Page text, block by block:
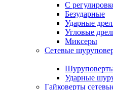
С
Безударные
Ударные
Угловые
Миксеры
Сетевые
Ударные
Гайковерты